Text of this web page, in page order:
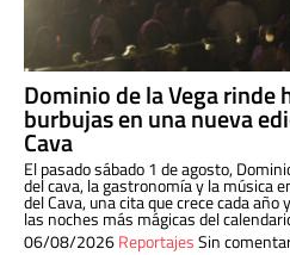
Dominio de la Vega rinde
burbujas en una nueva
Cava
El pasado sábado 1 de agosto,
del cava, la gastronomía y la música
del Cava, una cita que crece cada
las noches más mágicas del
06/08/2026ReportajesSin